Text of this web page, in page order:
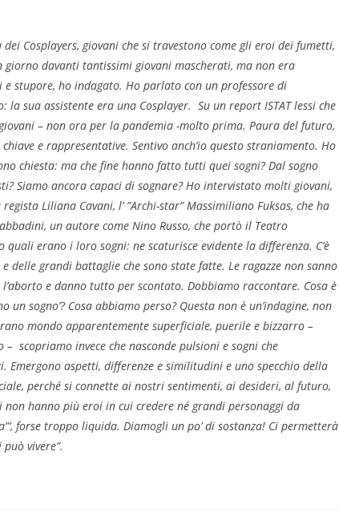
Cosplayers, giovani che si travestono come gli eroi dei fumetti,
davanti tantissimi giovani mascherati, ma non era
stupore, ho indagato. Ho parlato con un professore di
la sua assistente era una Cosplayer. Su un report ISTAT lessi che
– non ora per la pandemia -molto prima. Paura del futuro,
e rappresentative. Sentivo anch’io questo straniamento. Ho
chiesta: ma che fine hanno fatto tutti quei sogni? Dal sogno
Siamo ancora capaci di sognare? Ho intervistato molti giovani,
Liliana Cavani, l’ ”Archi-star” Massimiliano Fuksas, che ha
un autore come Nino Russo, che portò il Teatro
erano i loro sogni: ne scaturisce evidente la differenza. C’è
delle grandi battaglie che sono state fatte. Le ragazze non sanno
e danno tutto per scontato. Dobbiamo raccontare. Cosa è
sogno’? Cosa abbiamo perso? Questa non è un’indagine, non
mondo apparentemente superficiale, puerile e bizzarro –
scopriamo invece che nasconde pulsioni e sogni che
Emergono aspetti, differenze e similitudini e uno specchio della
perché si connette ai nostri sentimenti, ai desideri, al futuro,
non hanno più eroi in cui credere né grandi personaggi da
forse troppo liquida. Diamogli un po’ di sostanza! Ci permetterà
vivere”.